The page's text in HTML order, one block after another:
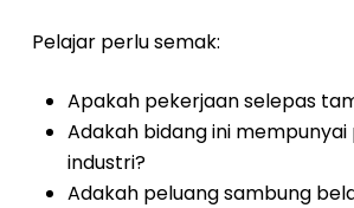
Pelajar perlu semak:
Apakah pekerjaan selepas
Adakah bidang ini
industri?
Adakah peluang sambung